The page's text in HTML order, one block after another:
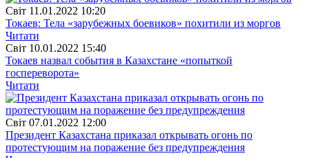
Свiт 11.01.2022 10:20
Токаев: Тела «зарубежных боевиков» похитили из моргов
Читати
Свiт 10.01.2022 15:40
Токаев назвал события в Казахстане «попыткой
госпереворота»
Читати
Свiт 07.01.2022 12:00
Президент Казахстана приказал открывать огонь по
протестующим на поражение без предупреждения